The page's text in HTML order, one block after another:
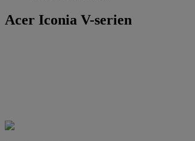
Acer Iconia V-serien